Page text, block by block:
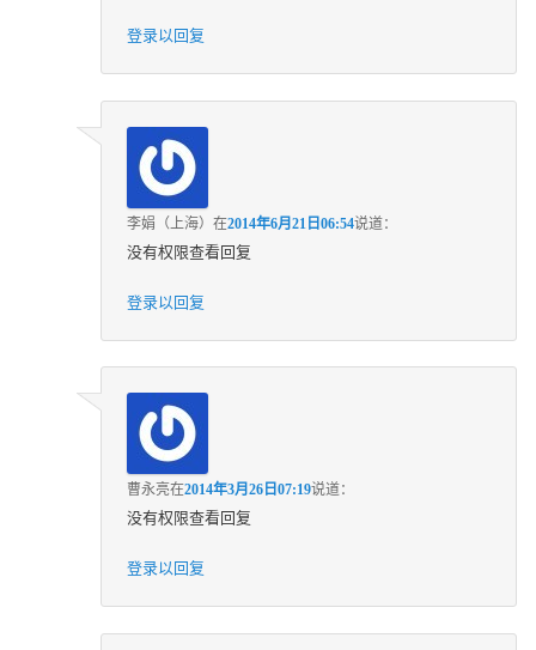
登录以回复
李娟（上海）在2014年6月21日06:54说道：
没有权限查看回复
登录以回复
曹永亮在2014年3月26日07:19说道：
没有权限查看回复
登录以回复